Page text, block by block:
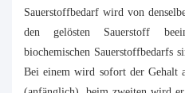
Sauerstoffbedarf wird von
den gelösten Sauerstoff
biochemischen Sauerstoffbedarfs
Bei einem wird sofort der Gehalt